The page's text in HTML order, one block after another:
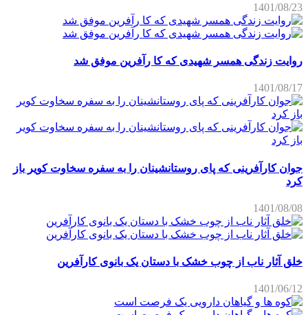
1401/08/23
روایت زندگی همسر شهیدی که کا رآفرین موفق شد
1401/08/17
جوان کارآفرینی که پای روستانشینان را به سفره سخاوت کویر باز
کرد
1401/08/08
خلق آثار ناب از چوب خشک با دستان یک بانوی کارآفرین
1401/06/12